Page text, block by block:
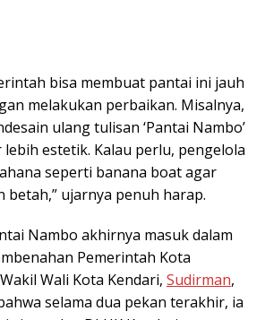
bisa membuat pantai ini jauh
melakukan perbaikan. Misalnya,
ulang tulisan ‘Pantai Nambo’
estetik. Kalau perlu, pengelola
seperti banana boat agar
betah,” ujarnya penuh harap.
Nambo akhirnya masuk dalam
Pemerintah Kota
Wali Kota Kendari, Sudirman,
selama dua pekan terakhir, ia